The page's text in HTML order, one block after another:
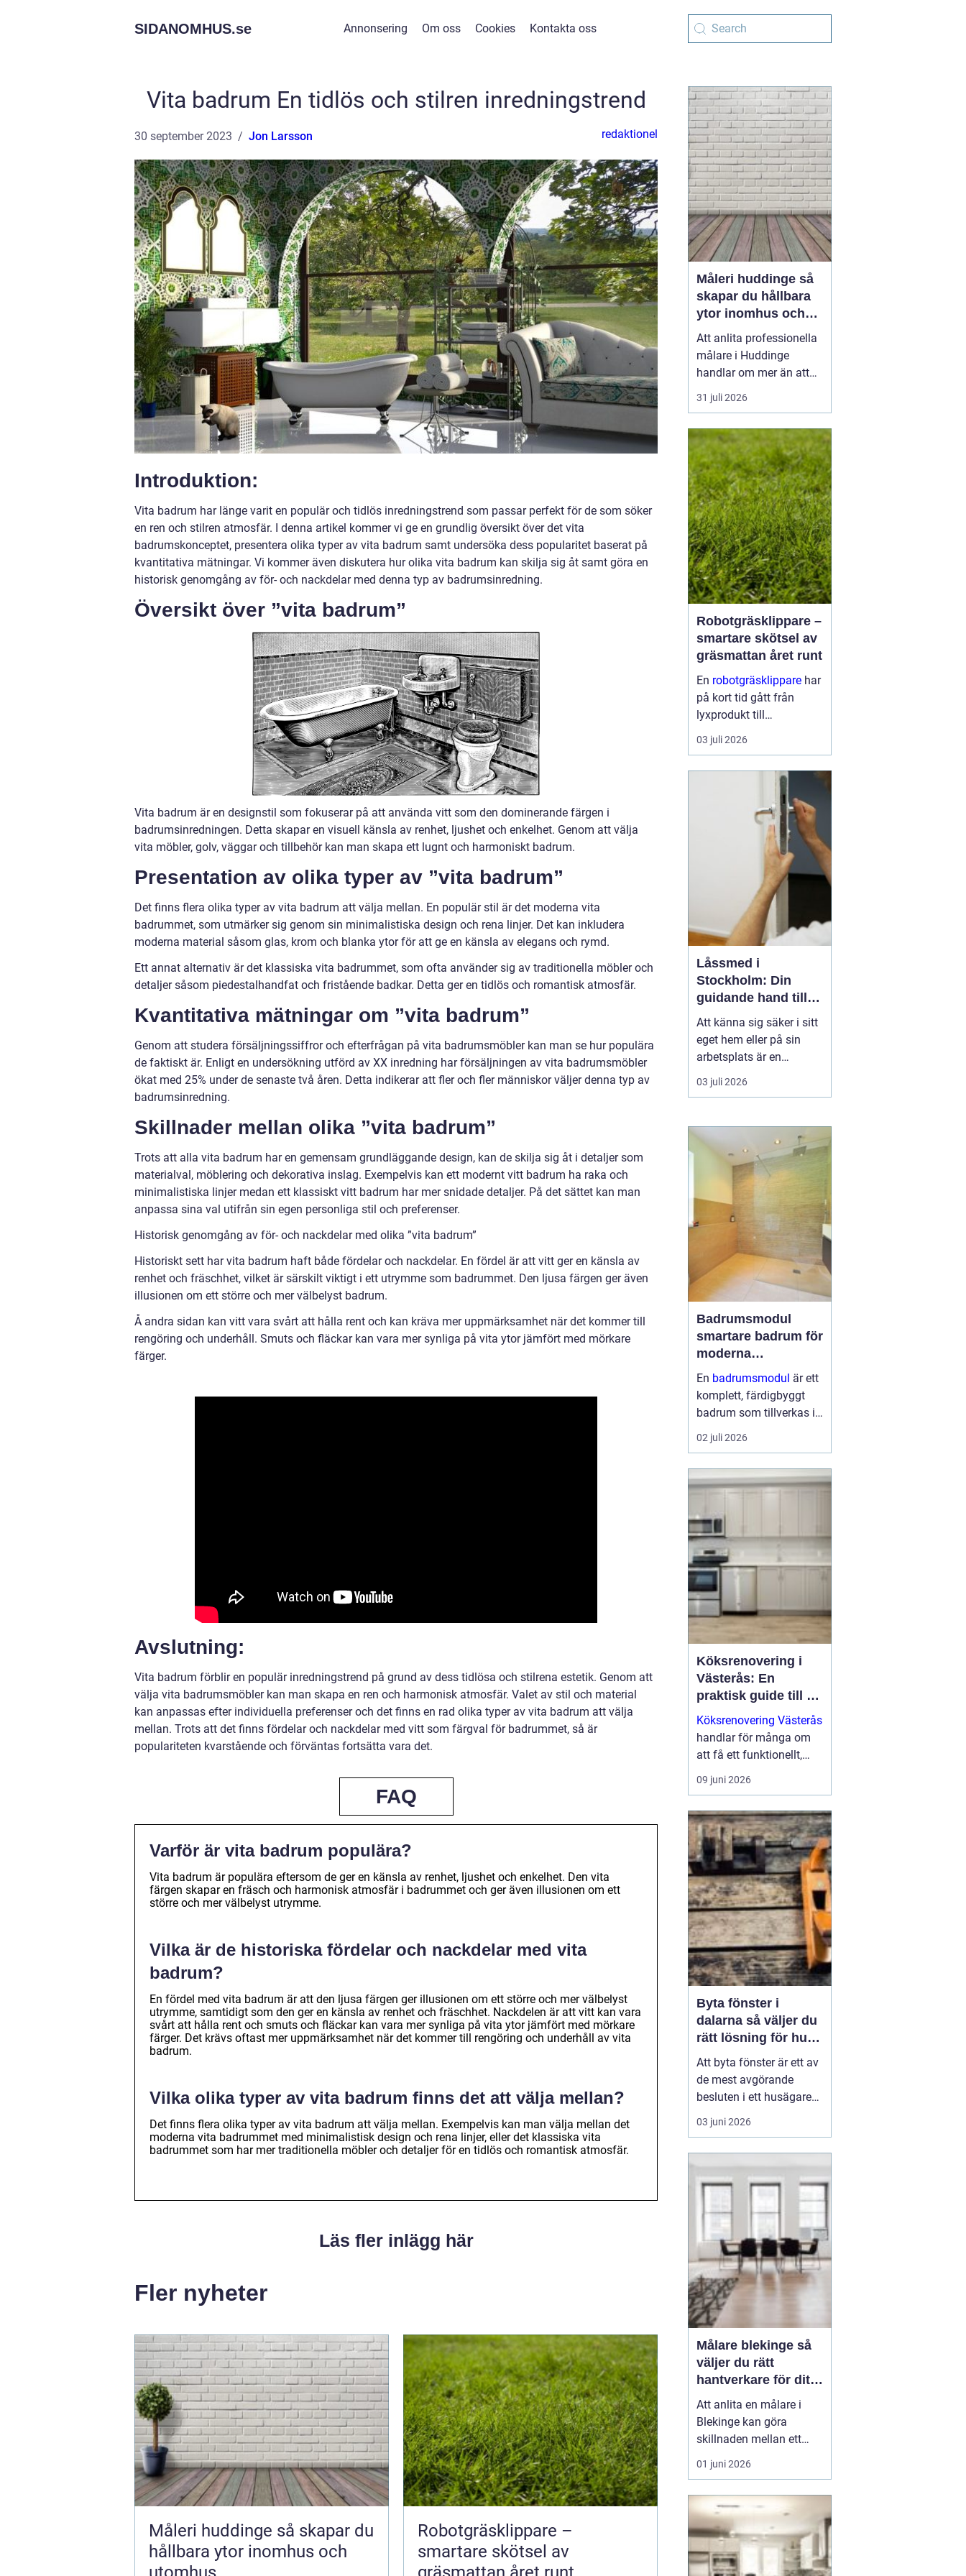
SIDANOMHUS.se Annonsering Om oss Cookies Kontakta oss
Vita badrum En tidlös och stilren inredningstrend
30 september 2023 Jon Larsson redaktionel
Introduktion:
Vita badrum har länge varit en populär och tidlös inredningstrend som passar perfekt för de som söker
en ren och stilren atmosfär. I denna artikel kommer vi ge en grundlig översikt över det vita
badrumskonceptet, presentera olika typer av vita badrum samt undersöka dess popularitet baserat på
kvantitativa mätningar. Vi kommer även diskutera hur olika vita badrum kan skilja sig åt samt göra en
historisk genomgång av för- och nackdelar med denna typ av badrumsinredning.
Översikt över ”vita badrum”
Vita badrum är en designstil som fokuserar på att använda vitt som den dominerande färgen i
badrumsinredningen. Detta skapar en visuell känsla av renhet, ljushet och enkelhet. Genom att välja
vita möbler, golv, väggar och tillbehör kan man skapa ett lugnt och harmoniskt badrum.
Presentation av olika typer av ”vita badrum”
Det finns flera olika typer av vita badrum att välja mellan. En populär stil är det moderna vita
badrummet, som utmärker sig genom sin minimalistiska design och rena linjer. Det kan inkludera
moderna material såsom glas, krom och blanka ytor för att ge en känsla av elegans och rymd.
Ett annat alternativ är det klassiska vita badrummet, som ofta använder sig av traditionella möbler och
detaljer såsom piedestalhandfat och fristående badkar. Detta ger en tidlös och romantisk atmosfär.
Kvantitativa mätningar om ”vita badrum”
Genom att studera försäljningssiffror och efterfrågan på vita badrumsmöbler kan man se hur populära
de faktiskt är. Enligt en undersökning utförd av XX inredning har försäljningen av vita badrumsmöbler
ökat med 25% under de senaste två åren. Detta indikerar att fler och fler människor väljer denna typ av
badrumsinredning.
Skillnader mellan olika ”vita badrum”
Trots att alla vita badrum har en gemensam grundläggande design, kan de skilja sig åt i detaljer som
materialval, möblering och dekorativa inslag. Exempelvis kan ett modernt vitt badrum ha raka och
minimalistiska linjer medan ett klassiskt vitt badrum har mer snidade detaljer. På det sättet kan man
anpassa sina val utifrån sin egen personliga stil och preferenser.
Historisk genomgång av för- och nackdelar med olika ”vita badrum”
Historiskt sett har vita badrum haft både fördelar och nackdelar. En fördel är att vitt ger en känsla av
renhet och fräschhet, vilket är särskilt viktigt i ett utrymme som badrummet. Den ljusa färgen ger även
illusionen om ett större och mer välbelyst badrum.
Å andra sidan kan vitt vara svårt att hålla rent och kan kräva mer uppmärksamhet när det kommer till
rengöring och underhåll. Smuts och fläckar kan vara mer synliga på vita ytor jämfört med mörkare
färger.
Avslutning:
Vita badrum förblir en populär inredningstrend på grund av dess tidlösa och stilrena estetik. Genom att
välja vita badrumsmöbler kan man skapa en ren och harmonisk atmosfär. Valet av stil och material
kan anpassas efter individuella preferenser och det finns en rad olika typer av vita badrum att välja
mellan. Trots att det finns fördelar och nackdelar med vitt som färgval för badrummet, så är
populariteten kvarstående och förväntas fortsätta vara det.
FAQ
Varför är vita badrum populära?
Vita badrum är populära eftersom de ger en känsla av renhet, ljushet och enkelhet. Den vita
färgen skapar en fräsch och harmonisk atmosfär i badrummet och ger även illusionen om ett
större och mer välbelyst utrymme.
Vilka är de historiska fördelar och nackdelar med vita
badrum?
En fördel med vita badrum är att den ljusa färgen ger illusionen om ett större och mer välbelyst
utrymme, samtidigt som den ger en känsla av renhet och fräschhet. Nackdelen är att vitt kan vara
svårt att hålla rent och smuts och fläckar kan vara mer synliga på vita ytor jämfört med mörkare
färger. Det krävs oftast mer uppmärksamhet när det kommer till rengöring och underhåll av vita
badrum.
Vilka olika typer av vita badrum finns det att välja mellan?
Det finns flera olika typer av vita badrum att välja mellan. Exempelvis kan man välja mellan det
moderna vita badrummet med minimalistisk design och rena linjer, eller det klassiska vita
badrummet som har mer traditionella möbler och detaljer för en tidlös och romantisk atmosfär.
Läs fler inlägg här
Fler nyheter
Måleri huddinge så skapar du
hållbara ytor inomhus och
Robotgräsklippare –
smartare skötsel av
Måleri huddinge så
skapar du hållbara
ytor inomhus och
utomhus
Att anlita professionella
målare i Huddinge
handlar om mer än att
bara få nya kulörer på
väggarna. Ett
måleriarbete skyddar
huset, höjer värdet på
bostaden och skapar en
vardagsmiljö som håller
länge. Med rätt
kompetens, bra
underarbete oc...
31 juli 2026
Robotgräsklippare –
smartare skötsel av
gräsmattan året runt
En robotgräsklippare har
på kort tid gått från
lyxprodukt till
vardagsverktyg i många
svenska trädgårdar. Den
03 juli 2026
Låssmed i
Stockholm: Din
guidande hand till
säkerhet och
trygghet
Att känna sig säker i sitt
eget hem eller på sin
arbetsplats är en
grundläggande del av
vår vardagliga trygghet.
ären låssmed i
Stockholm ofta...
03 juli 2026
Badrumsmodul
smartare badrum för
moderna
byggprojekt
En badrumsmodul är ett
komplett, färdigbyggt
badrum som tillverkas i
fabrik och levereras till
byggarbetsplatsen som
innehåller alla ytskikt,
inredning och l...
02 juli 2026
Köksrenovering i
Västerås: En
praktisk guide till ett
lyckat projekt
Köksrenovering Västerås
handlar för många om
att få ett funktionellt,
snyggt och hållbart kök
som håller i vardagen.
09 juni 2026
Byta fönster i
dalarna så väljer du
rätt lösning för hus
och klimat
Att byta fönster är ett av
de mest avgörande
besluten i ett husägares
livscykel med sitt hem.
Rätt fönster påverkar
ljusinsläpp och hur
huset upplevs både ute
och inne. I Dalarna ställs
dessutom högre krav än
på många andra pl...
03 juni 2026
Målare blekinge så
väljer du rätt
hantverkare för ditt
projekt
Att anlita en målare i
Blekinge kan göra
skillnaden mellan ett
halvbra resultat och ett
hem eller en lokal som
trivsam och hållbar över
tid. En skicklig målare
hjälper inte bara till med
själva målningen, utan
01 juni 2026